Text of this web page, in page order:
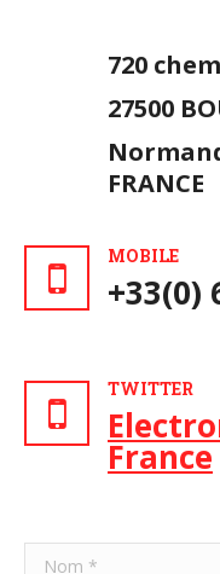
720
27500
FRANCE
MOBILE
+33(0)
TWITTER
France
Nom *